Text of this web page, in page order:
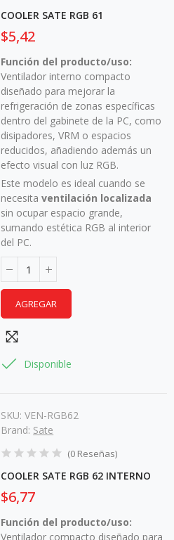
COOLER SATE RGB 61
$5,42
Función del producto/uso:
Ventilador interno compacto
diseñado para mejorar la
refrigeración de zonas específicas
dentro del gabinete de la PC, como
disipadores, VRM o espacios
reducidos, añadiendo además un
efecto visual con luz RGB.
Este modelo es ideal cuando se
necesitaventilación localizada
sin ocupar espacio grande,
sumando estética RGB al interior
del PC.
AGREGAR
Disponible
SKU:VEN-RGB62
Brand: Sate
(0 Reseñas)
COOLER SATE RGB 62 INTERNO
$6,77
Función del producto/uso:
Ventilador compacto diseñado para